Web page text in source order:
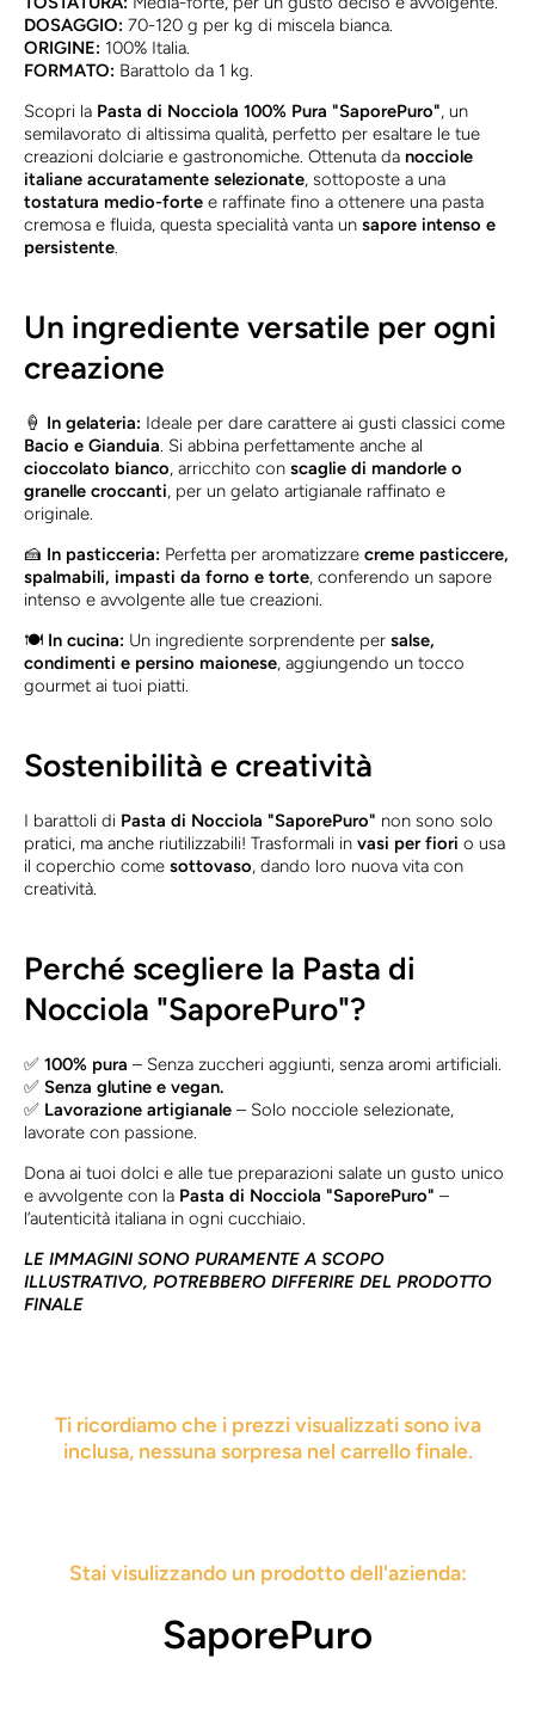
DOSAGGIO: 70-120 g per kg di miscela bianca.
ORIGINE: 100% Italia.
FORMATO: Barattolo da 1 kg.
Scopri la Pasta di Nocciola 100% Pura "SaporePuro", un
semilavorato di altissima qualità, perfetto per esaltare le tue
creazioni dolciarie e gastronomiche. Ottenuta da nocciole
italiane accuratamente selezionate, sottoposte a una
tostatura medio-forte e raffinate fino a ottenere una pasta
cremosa e fluida, questa specialità vanta un sapore intenso e
persistente.
Un ingrediente versatile per ogni
creazione
🍦 In gelateria: Ideale per dare carattere ai gusti classici come
Bacio e Gianduia. Si abbina perfettamente anche al
cioccolato bianco, arricchito con scaglie di mandorle o
granelle croccanti, per un gelato artigianale raffinato e
originale.
🍰 In pasticceria: Perfetta per aromatizzare creme pasticcere,
spalmabili, impasti da forno e torte, conferendo un sapore
intenso e avvolgente alle tue creazioni.
🍽️ In cucina: Un ingrediente sorprendente per salse,
condimenti e persino maionese, aggiungendo un tocco
gourmet ai tuoi piatti.
Sostenibilità e creatività
I barattoli di Pasta di Nocciola "SaporePuro" non sono solo
pratici, ma anche riutilizzabili! Trasformali in vasi per fiori o usa
il coperchio come sottovaso, dando loro nuova vita con
creatività.
Perché scegliere la Pasta di
Nocciola "SaporePuro"?
✅ 100% pura – Senza zuccheri aggiunti, senza aromi artificiali.
✅ Senza glutine e vegan.
✅ Lavorazione artigianale – Solo nocciole selezionate,
lavorate con passione.
Dona ai tuoi dolci e alle tue preparazioni salate un gusto unico
e avvolgente con la Pasta di Nocciola "SaporePuro" –
l’autenticità italiana in ogni cucchiaio.
LE IMMAGINI SONO PURAMENTE A SCOPO
ILLUSTRATIVO, POTREBBERO DIFFERIRE DEL PRODOTTO
FINALE
Ti ricordiamo che i prezzi visualizzati sono iva
inclusa, nessuna sorpresa nel carrello finale.
Stai visulizzando un prodotto dell'azienda:
SaporePuro